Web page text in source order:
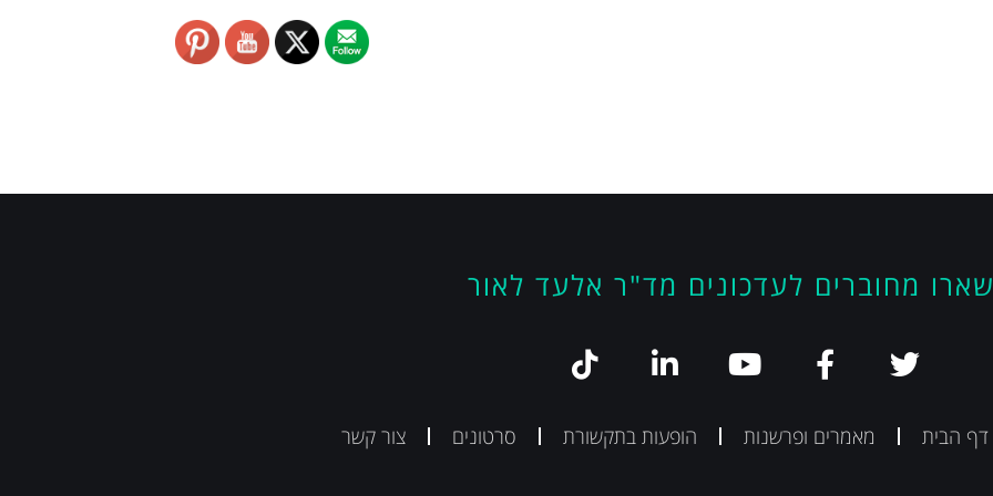
מחוברים לעדכונים מד"ר אלעד לאור
דף הבית מאמרים ופרשנות הופעות בתקשורת סרטונים צור קשר